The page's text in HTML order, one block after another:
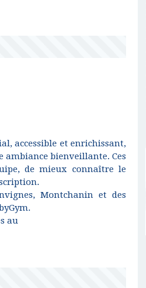
accessible et enrichissant,
bienveillante. Ces
de mieux connaître le
Montchanin et des
au